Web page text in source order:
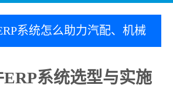
系统怎么助力汽配、机械
系统选型与实施